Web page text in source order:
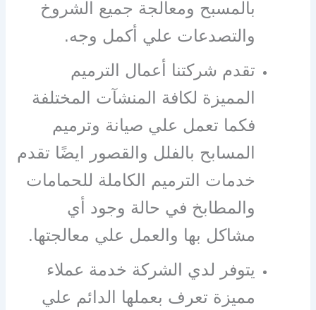
بالمسبح ومعالجة جميع الشروخ
والتصدعات علي أكمل وجه.
تقدم شركتنا أعمال الترميم
المميزة لكافة المنشآت المختلفة
فكما تعمل علي صيانة وترميم
المسابح بالفلل والقصور ايضًا تقدم
خدمات الترميم الكاملة للحمامات
والمطابخ في حالة وجود أي
مشاكل بها والعمل علي معالجتها.
يتوفر لدي الشركة خدمة عملاء
مميزة تعرف بعملها الدائم علي